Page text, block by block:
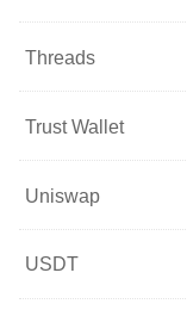
Threads
Trust Wallet
Uniswap
USDT